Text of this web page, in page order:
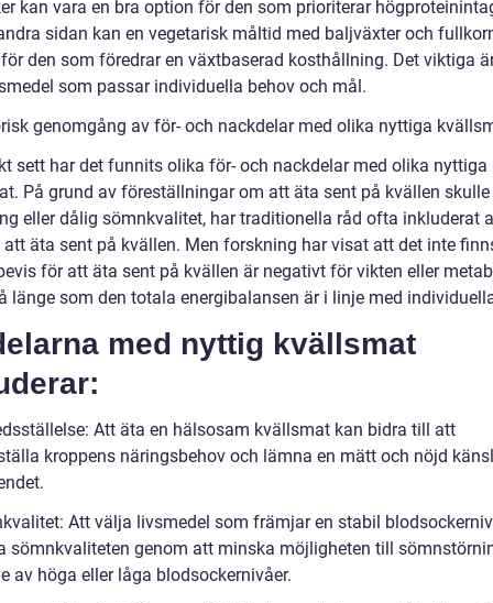
kan vara en bra option för den som prioriterar
sidan kan en vegetarisk måltid med baljväxter och
den som föredrar en växtbaserad kosthållning. Det viktiga
som passar individuella behov och mål.
genomgång av för- och nackdelar med olika nyttiga
sett har det funnits olika för- och nackdelar med olika nyttiga
På grund av föreställningar om att äta sent på kvällen
eller dålig sömnkvalitet, har traditionella råd ofta inkluderat
äta sent på kvällen. Men forskning har visat att det inte
för att äta sent på kvällen är negativt för vikten eller
länge som den totala energibalansen är i linje med
med nyttig kvällsmat
Att äta en hälsosam kvällsmat kan bidra till att
kroppens näringsbehov och lämna en mätt och nöjd
Att välja livsmedel som främjar en stabil
sömnkvaliteten genom att minska möjligheten till
av höga eller låga blodsockernivåer.